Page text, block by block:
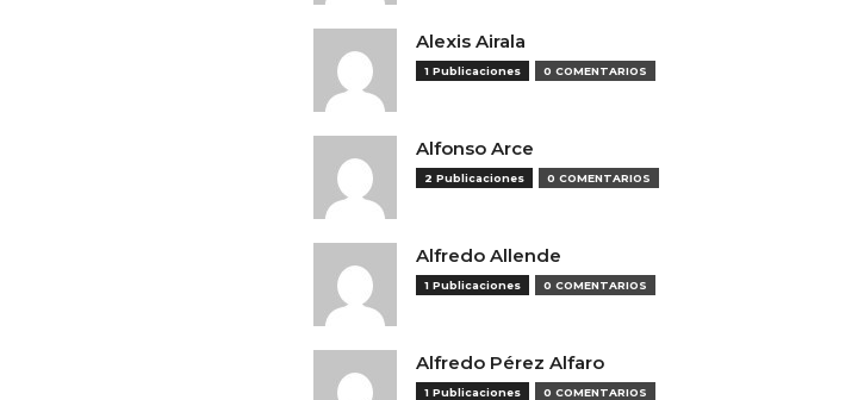
Alexis Airala
1 Publicaciones 0 COMENTARIOS
Alfonso Arce
2 Publicaciones 0 COMENTARIOS
Alfredo Allende
1 Publicaciones 0 COMENTARIOS
Alfredo Pérez Alfaro
1 Publicaciones 0 COMENTARIOS